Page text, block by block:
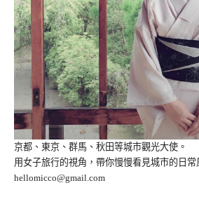
京都、東京、群馬、秋田等城市觀光大使。
用女子旅行的視角，帶你慢慢看見城市的日常
hellomicco@gmail.com